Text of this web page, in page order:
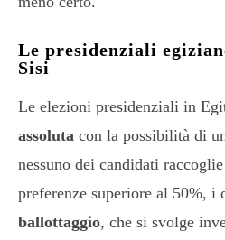
Le presidenziali
Sisi
Le elezioni presidenziali in
assoluta con la possibilità di
nessuno dei candidati
preferenze superiore al 50%, i
ballottaggio, che si svolge